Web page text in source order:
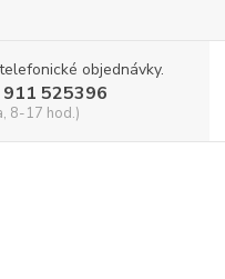
objednávky.
525396
8-17 hod.)